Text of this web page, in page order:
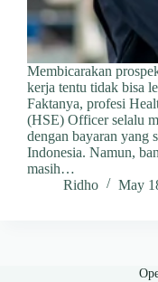
Membicarakan
kerja tentu tidak bisa
Faktanya, profesi
(HSE) Officer selalu
dengan bayaran yang
Indonesia. Namun,
masih…
Ridho
May